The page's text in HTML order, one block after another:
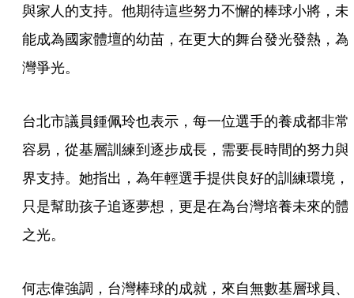
與家人的支持。他期待這些努力不懈的棒球小將，未
能成為國家體壇的幼苗，在更大的舞台發光發熱，為
灣爭光。
台北市議員鍾佩玲也表示，每一位選手的養成都非常
容易，從基層訓練到逐步成長，需要長時間的努力與
界支持。她指出，為年輕選手提供良好的訓練環境，
只是幫助孩子追逐夢想，更是在為台灣培養未來的體
之光。
何志偉強調，台灣棒球的成就，來自無數基層球員、